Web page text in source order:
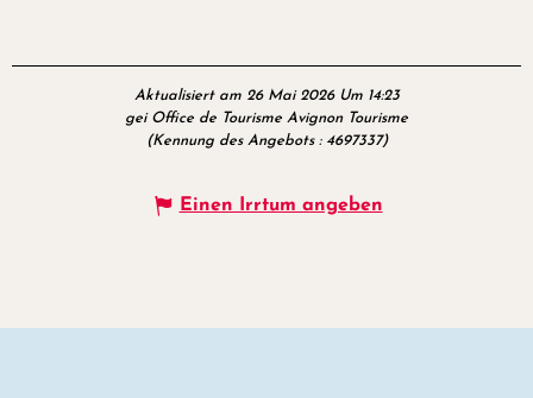
Aktualisiert am 26 Mai 2026 Um 14:23
gei Office de Tourisme Avignon Tourisme
(Kennung des Angebots : 4697337)
Einen Irrtum angeben